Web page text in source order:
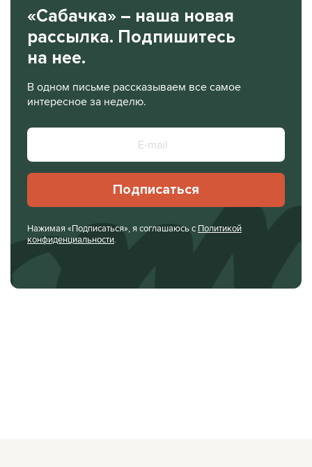
«Сабачка» – наша новая
рассылка. Подпишитесь
на нее.
В одном письме рассказываем все самое
интересное за неделю.
Подписаться
Нажимая «Подписаться», я соглашаюсь с Политикой
конфиденциальности.